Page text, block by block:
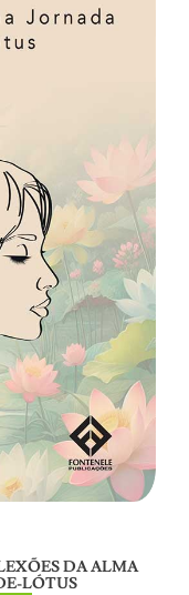
DA ALMA
LÓTUS